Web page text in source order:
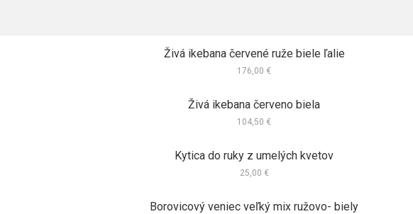
Živá ikebana červené ruže biele ľalie
176,00 €
Živá ikebana červeno biela
104,50 €
Kytica do ruky z umelých kvetov
25,00 €
Borovicový veniec veľký mix ružovo- biely